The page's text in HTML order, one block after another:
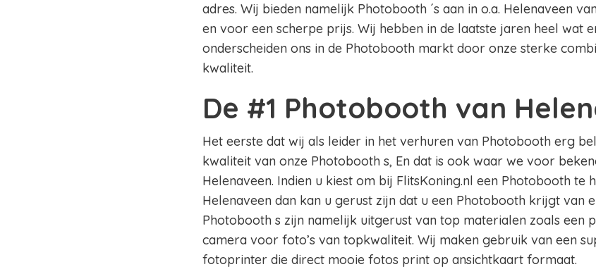
adres. Wij bieden namelijk Photobooth ´s aan in o.a. Helenaveen
en voor een scherpe prijs. Wij hebben in de laatste jaren heel wat
onderscheiden ons in de Photobooth markt door onze sterke
kwaliteit.
De #1 Photobooth van
Het eerste dat wij als leider in het verhuren van Photobooth erg
kwaliteit van onze Photobooth s, En dat is ook waar we voor
Helenaveen. Indien u kiest om bij FlitsKoning.nl een Photobooth te
Helenaveen dan kan u gerust zijn dat u een Photobooth krijgt van
Photobooth s zijn namelijk uitgerust van top materialen zoals een
camera voor foto’s van topkwaliteit. Wij maken gebruik van een
fotoprinter die direct mooie fotos print op ansichtkaart formaat.